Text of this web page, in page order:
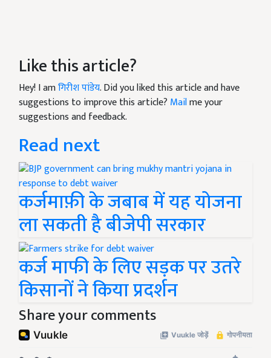
Like this article?
Hey! I amगिरीश पांडेय. Did you liked this article and have
suggestions to improve this article? Mailme your
suggestions and feedback.
Read next
कर्जमाफ़ी के जबाब में यह योजना
ला सकती है बीजेपी सरकार
कर्ज माफी के लिए सड़क पर उतरे
किसानों ने किया प्रदर्शन
Share your comments